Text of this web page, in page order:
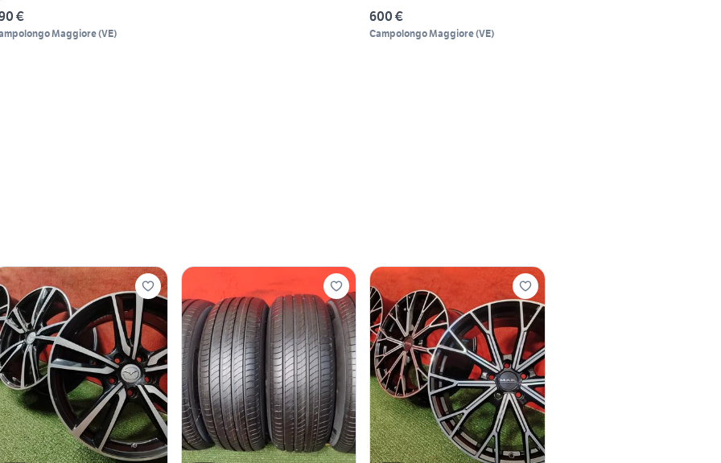
€
Maggiore(VE)
600 €
Campolongo Maggiore(VE)